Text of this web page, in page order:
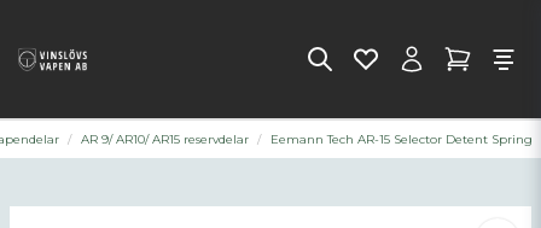
AR 9/ AR10/ AR15 reservdelar Eemann Tech AR-15 Selector Detent Spring